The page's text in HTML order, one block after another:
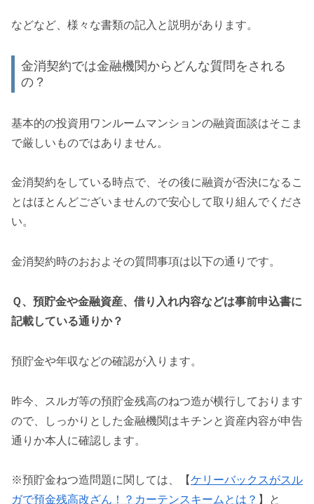
などなど、様々な書類の記入と説明があります。
金消契約では金融機関からどんな質問をされる
の？
基本的の投資用ワンルームマンションの融資面談はそこま
で厳しいものではありません。
金消契約をしている時点で、その後に融資が否決になるこ
とはほとんどございませんので安心して取り組んでくださ
い。
金消契約時のおおよその質問事項は以下の通りです。
Ｑ、預貯金や金融資産、借り入れ内容などは事前申込書に
記載している通りか？
預貯金や年収などの確認が入ります。
昨今、スルガ等の預貯金残高のねつ造が横行しております
ので、しっかりとした金融機関はキチンと資産内容が申告
通りか本人に確認します。
※預貯金ねつ造問題に関しては、【ケリーバックスがスル
ガで預金残高改ざん！？カーテンスキームとは？ 】と